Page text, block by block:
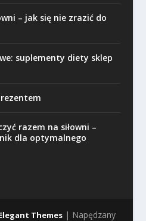
– jak się nie zrazić do
suplementy diety sklep
razem na siłowni –
dla optymalnego
Themes| Napędzany